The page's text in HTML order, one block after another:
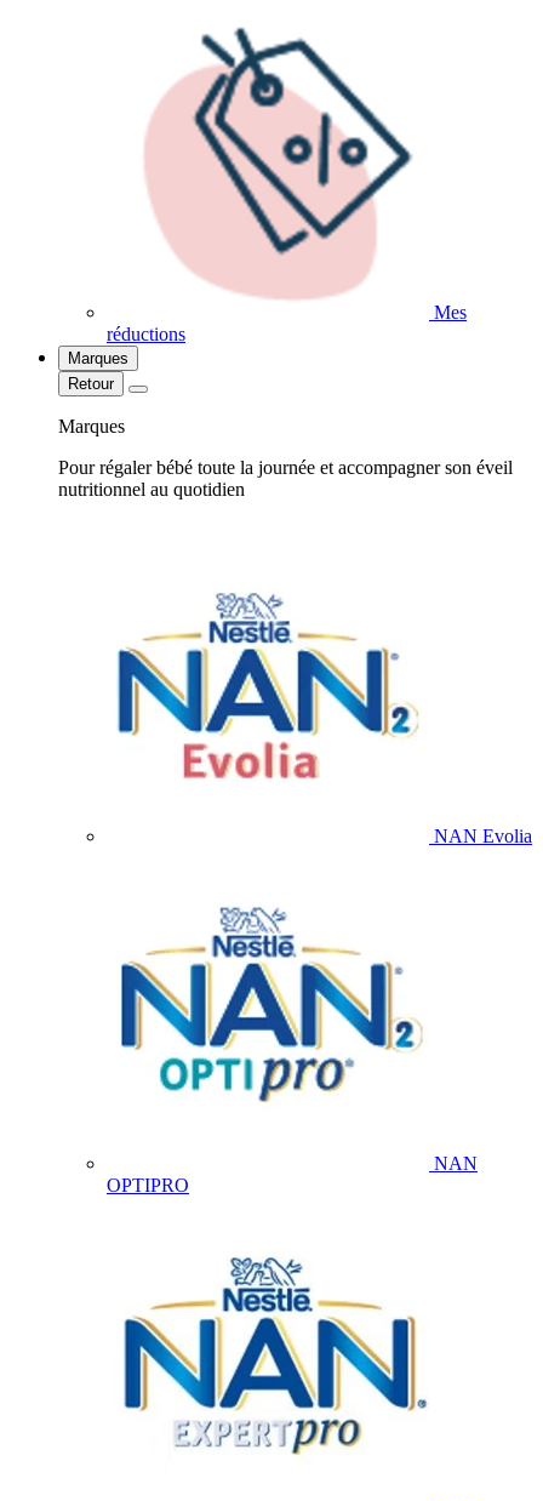
Mes
réductions
Marques
Retour
Marques
Pour régaler bébé toute la journée et accompagner son éveil
nutritionnel au quotidien
NAN Evolia
NAN
OPTIPRO